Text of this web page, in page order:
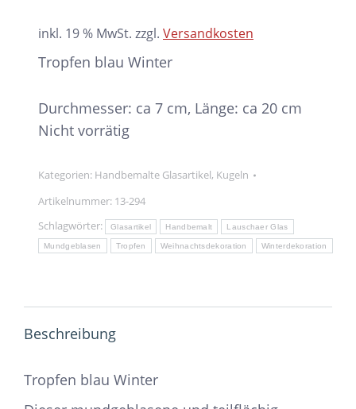
inkl. 19 % MwSt. zzgl. Versandkosten
Tropfen blau Winter
Durchmesser: ca 7 cm, Länge: ca 20 cm
Nicht vorrätig
Kategorien: Handbemalte Glasartikel, Kugeln
Artikelnummer: 13-294
Schlagwörter:
Glasartikel Handbemalt Lauschaer Glas
Mundgeblasen Tropfen Weihnachtsdekoration Winterdekoration
Beschreibung
Tropfen blau Winter